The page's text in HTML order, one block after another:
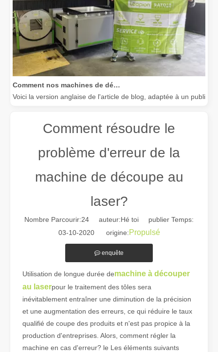
Voici la version anglaise de l'article de blog, adaptée à un public
Guide 2026 : Comment les machines de découpe de tubes au laser à fibre révolutionnent la fabrication de tuyaux
Guide 2026 : Comment les machines de découpe de tubes au
Comment résoudre le
problème d'erreur de la
machine de découpe au
laser?
Nombre Parcourir:24 auteur:Hé toi publier Temps:
03-10-2020 origine:Propulsé
enquête
Utilisation de longue durée demachine à découper
au laserpour le traitement des tôles sera
inévitablement entraîner une diminution de la précision
et une augmentation des erreurs, ce qui réduire le taux
qualifié de coupe des produits et n'est pas propice à la
production d'entreprises. Alors, comment régler la
machine en cas d'erreur? le Les éléments suivants